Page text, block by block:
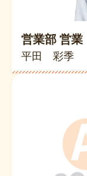
営業部 営業
平田 彩季